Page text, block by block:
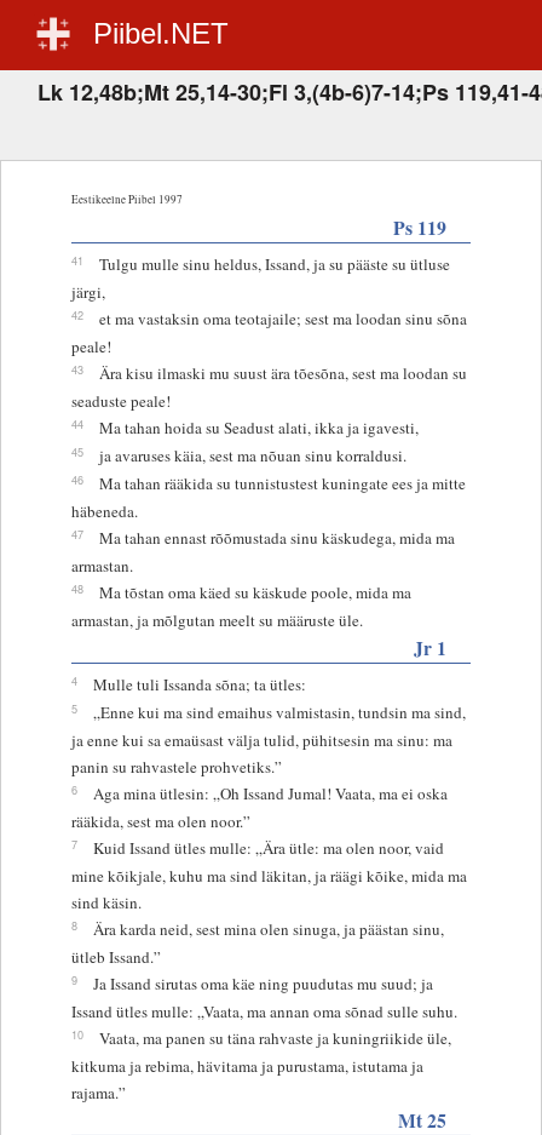
Piibel.NET
Lk 12,48b;Mt 25,14-30;Fl 3,(4b-6)7-14;Ps 119,41-
Eestikeelne Piibel 1997
Ps 119
41
Tulgu mulle sinu heldus, Issand, ja su pääste su ütluse
järgi,
42
et ma vastaksin oma teotajaile; sest ma loodan sinu sõna
peale!
43
Ära kisu ilmaski mu suust ära tõesõna, sest ma loodan su
seaduste peale!
44 Ma tahan hoida su Seadust alati, ikka ja igavesti,
45 ja avaruses käia, sest ma nõuan sinu korraldusi.
46
Ma tahan rääkida su tunnistustest kuningate ees ja mitte
häbeneda.
47
Ma tahan ennast rõõmustada sinu käskudega, mida ma
armastan.
48
Ma tõstan oma käed su käskude poole, mida ma
armastan, ja mõlgutan meelt su määruste üle.
Jr 1
4 Mulle tuli Issanda sõna; ta ütles:
5
„Enne kui ma sind emaihus valmistasin, tundsin ma sind,
ja enne kui sa emaüsast välja tulid, pühitsesin ma sinu: ma
panin su rahvastele prohvetiks.”
6
Aga mina ütlesin: „Oh Issand Jumal! Vaata, ma ei oska
rääkida, sest ma olen noor.”
7
Kuid Issand ütles mulle: „Ära ütle: ma olen noor, vaid
mine kõikjale, kuhu ma sind läkitan, ja räägi kõike, mida ma
sind käsin.
8
Ära karda neid, sest mina olen sinuga, ja päästan sinu,
ütleb Issand.”
9
Ja Issand sirutas oma käe ning puudutas mu suud; ja
Issand ütles mulle: „Vaata, ma annan oma sõnad sulle suhu.
10
Vaata, ma panen su täna rahvaste ja kuningriikide üle,
kitkuma ja rebima, hävitama ja purustama, istutama ja
rajama.”
Mt 25